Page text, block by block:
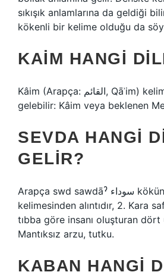
sıkışık anlamlarına da geldiği
kökenli bir kelime olduğu da
KAIM HANGI
Kâim (Arapça: القائم, Qāʾim) kelimesi şu anlamlara
gelebilir: Kâim veya beklenen
SEVDA HANGI
GELIR?
Arapça swd sawdāˀ سوداء kökünden “1. “Kara şey”
kelimesinden alıntıdır, 2. Kara
tıbba göre insanı oluşturan
Mantıksız arzu, tutku.
KABAN HANGI